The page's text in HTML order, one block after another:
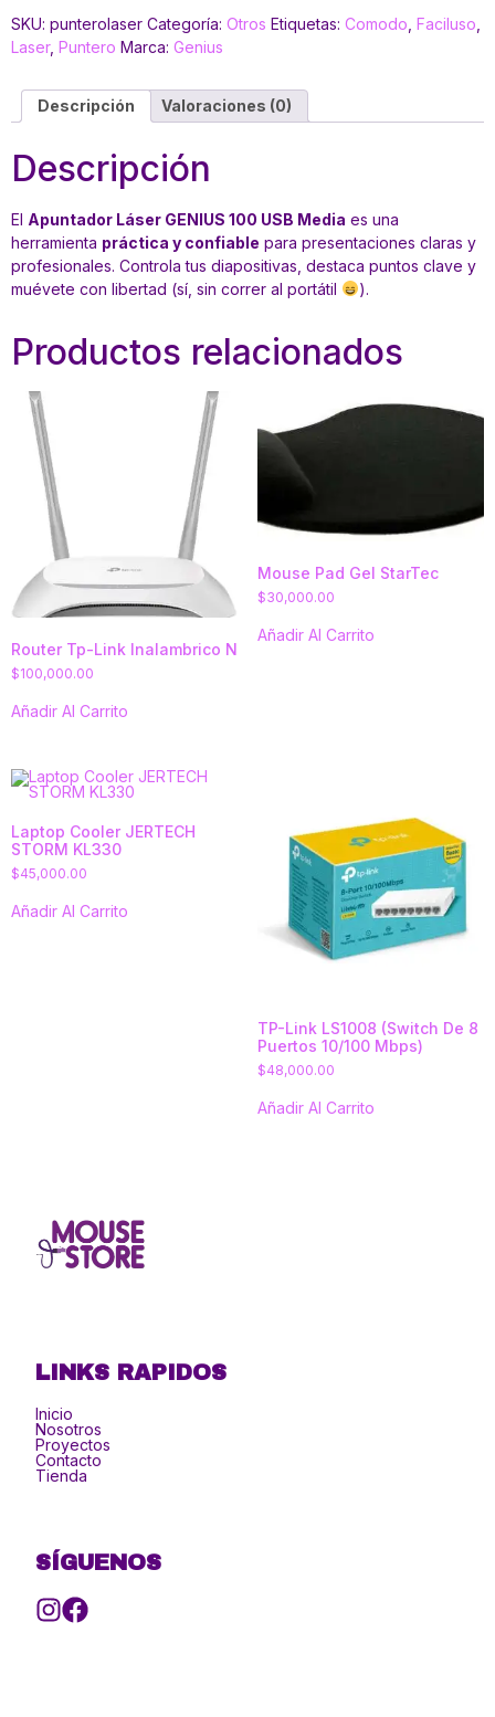
SKU: punterolaser Categoría: Otros Etiquetas: Comodo Faciluso
Laser, Puntero Marca: Genius
Descripción Valoraciones (0)
Descripción
El Apuntador Láser GENIUS 100 USB Media es una
herramienta práctica y confiable para presentaciones claras y
profesionales. Controla tus diapositivas, destaca puntos clave y
muévete con libertad (sí, sin correr al portátil
).
Productos relacionados
Router Tp-Link Inalambrico N
$100,000.00
Añadir Al Carrito
Mouse Pad Gel StarTec
$30,000.00
Añadir Al Carrito
Laptop Cooler JERTECH
STORM KL330
$45,000.00
Añadir Al Carrito
TP-Link LS1008 (Switch De 8
Puertos 10/100 Mbps)
$48,000.00
Añadir Al Carrito
LINKS RAPIDOS
Inicio
Nosotros
Proyectos
Contacto
Tienda
SÍGUENOS